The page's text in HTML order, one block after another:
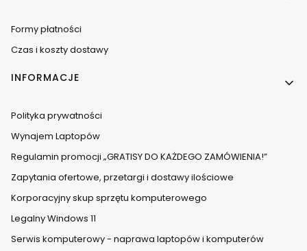
Formy płatności
Czas i koszty dostawy
INFORMACJE
Polityka prywatności
Wynajem Laptopów
Regulamin promocji „GRATISY DO KAŻDEGO ZAMÓWIENIA!”
Zapytania ofertowe, przetargi i dostawy ilościowe
Korporacyjny skup sprzętu komputerowego
Legalny Windows 11
Serwis komputerowy - naprawa laptopów i komputerów